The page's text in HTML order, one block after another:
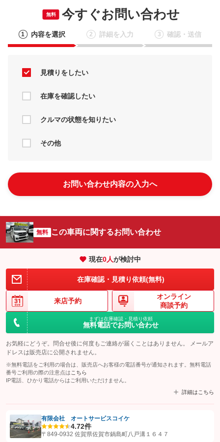
無料 今すぐお問い合わせ
1 内容を選択 2 詳細を入力 3 確認・送信
見積りをしたい
在庫を確認したい
クルマの状態を知りたい
その他
お問い合わせ内容の入力へ
無料 この車両に関するお問い合わせ
現在0人が検討中
在庫確認・見積り依頼(無料)
来店予約
オンライン
商談予約
まずは在庫確認・見積り依頼
無料電話でお問い合わせ
お気軽にどうぞ。問合せ後に何度もご連絡が届くことはありません。 メールア
ドレスは販売店に公開されません。
※無料電話をご利用の場合は、販売店へお客様の電話番号が通知されます。無料電話
番号ご利用の際の注意点は こちら
IP電話、ひかり電話からはご利用いただけません。
詳細はこちら
【STEP1】認証画面でグーネットを友だち追加してから「許可する」ボタンを押
有限会社 オートサービスコイケ
4.72件
〒849-0932 佐賀県佐賀市鍋島町八戸溝１６４７